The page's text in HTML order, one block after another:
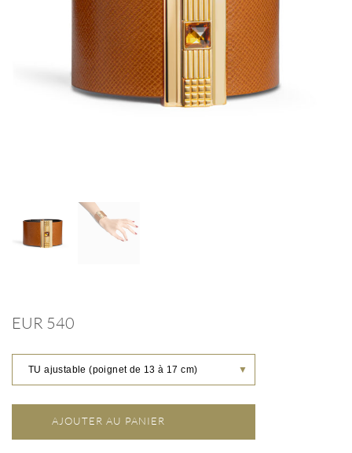
EUR 540
TU ajustable (poignet de 13 à 17 cm) ▼
AJOUTER AU PANIER